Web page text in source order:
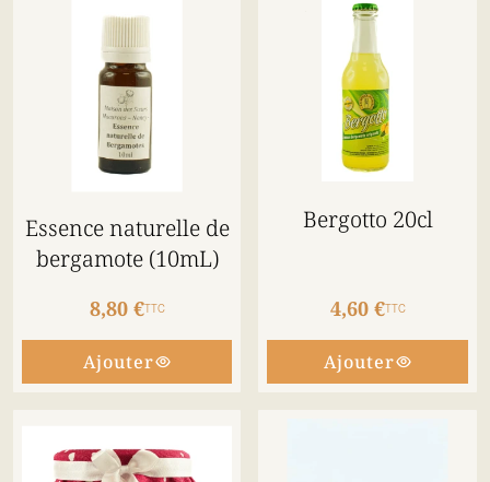
Essence naturelle de
bergamote (10mL)
8,80 €TTC
Ajouter
Bergotto 20cl
4,60 €TTC
Ajouter